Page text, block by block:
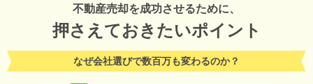
不動産売却を成功させるために、
押さえておきたいポイント
なぜ会社選びで数百万も変わるのか？